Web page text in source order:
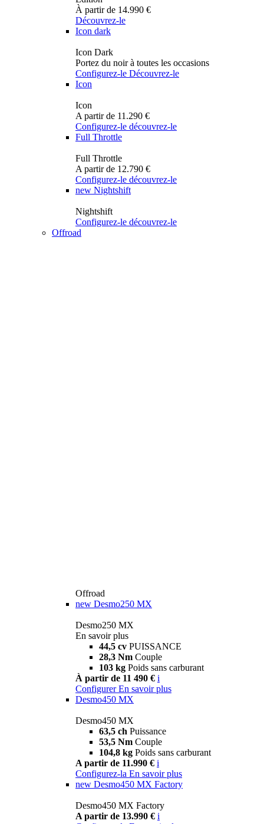
À partir de 14.990 €
Découvrez-le
Icon dark
Icon Dark
Portez du noir à toutes les occasions
Configurez-le Découvrez-le
Icon
Icon
A partir de 11.290 €
Configurez-le découvrez-le
Full Throttle
Full Throttle
A partir de 12.790 €
Configurez-le découvrez-le
new Nightshift
Nightshift
Configurez-le découvrez-le
Offroad
Offroad
new Desmo250 MX
Desmo250 MX
En savoir plus
44,5 cv PUISSANCE
28,3 Nm Couple
103 kg Poids sans carburant
À partir de 11 490 € i
Configurer En savoir plus
Desmo450 MX
Desmo450 MX
63,5 ch Puissance
53,5 Nm Couple
104,8 kg Poids sans carburant
A partir de 11.990 € i
Configurez-la En savoir plus
new Desmo450 MX Factory
Desmo450 MX Factory
A partir de 13.990 € i